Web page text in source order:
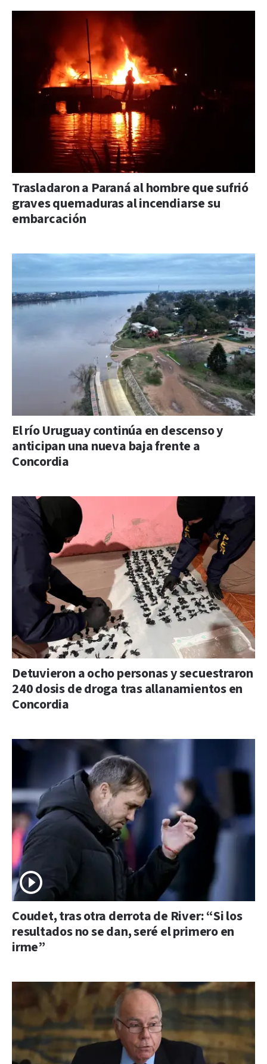
Trasladaron a Paraná al hombre que sufrió
graves quemaduras al incendiarse su
embarcación
El río Uruguay continúa en descenso y
anticipan una nueva baja frente a
Concordia
Detuvieron a ocho personas y secuestraron
240 dosis de droga tras allanamientos en
Concordia
Coudet, tras otra derrota de River: “Si los
resultados no se dan, seré el primero en
irme”